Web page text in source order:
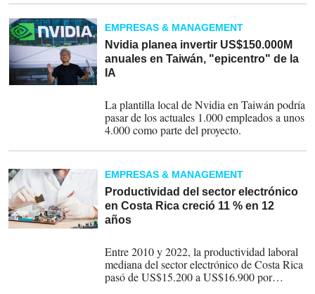
empresas de semiconductores.
EMPRESAS & MANAGEMENT
Nvidia planea invertir US$150.000M
anuales en Taiwán, "epicentro" de la
IA
La plantilla local de Nvidia en Taiwán podría
pasar de los actuales 1.000 empleados a unos
4.000 como parte del proyecto.
EMPRESAS & MANAGEMENT
Productividad del sector electrónico
en Costa Rica creció 11 % en 12
años
Entre 2010 y 2022, la productividad laboral
mediana del sector electrónico de Costa Rica
pasó de US$15.200 a US$16.900 por